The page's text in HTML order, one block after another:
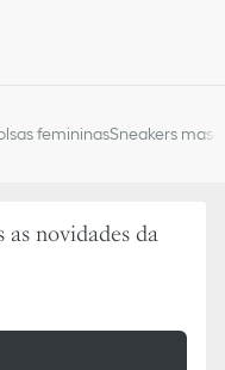
femininasSneakers
novidades da